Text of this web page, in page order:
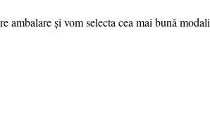
ambalare și vom selecta cea mai bună